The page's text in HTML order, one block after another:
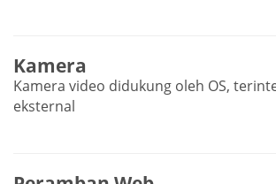
Kamera
Kamera video didukung oleh OS,
eksternal